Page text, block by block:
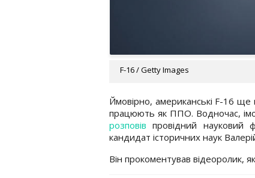
F-16 / Getty Images
Ймовірно, американські F-16 ще
працюють як ППО. Водночас,
розповів провідний науковий
кандидат історичних наук
Він прокоментував відеоролик,